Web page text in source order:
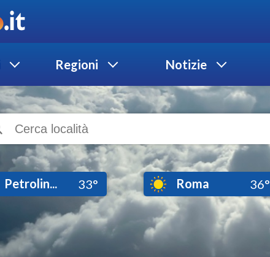
Regioni Notizie
Petrolin... 33° Roma 36°